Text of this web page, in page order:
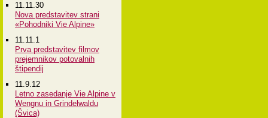
11.11.30
Nova predstavitev strani
«Pohodniki Vie Alpine»
11.11.1
Prva predstavitev filmov
prejemnikov potovalnih
štipendij
11.9.12
Letno zasedanje Vie Alpine v
Wengnu in Grindelwaldu
(Švica)